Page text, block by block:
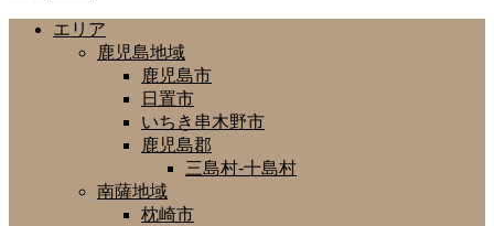
エリア
鹿児島地域
鹿児島市
日置市
いちき串木野市
鹿児島郡
三島村-十島村
南薩地域
枕崎市